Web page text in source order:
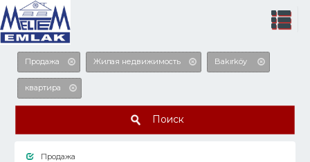
Продажа Жилая недвижимость Bakırköy
квартира
Поиск
Продажа